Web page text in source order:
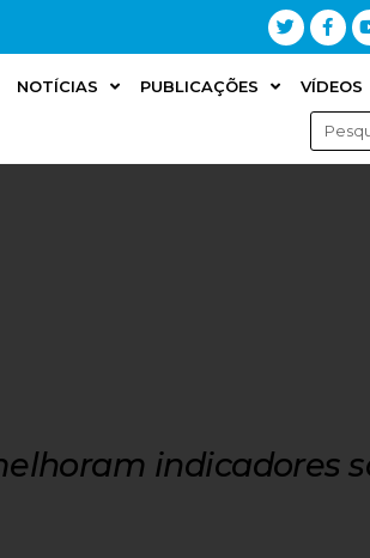
NOTÍCIAS PUBLICAÇÕES VÍDEOS
indicadores